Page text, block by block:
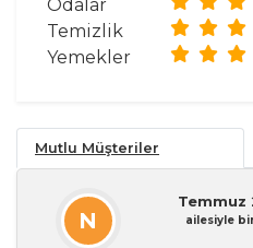
Odalar
Temizlik
Yemekler
Mutlu Müşteriler
N
Temmuz
ailesiyle